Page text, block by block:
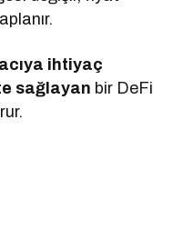
ihtiyaç
sağlayan bir DeFi